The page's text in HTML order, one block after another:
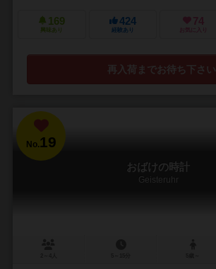
169
興味あり
424
経験あり
74
お気に入り
再入荷までお待ち下さい
No.19
おばけの時計
Geisteruhr